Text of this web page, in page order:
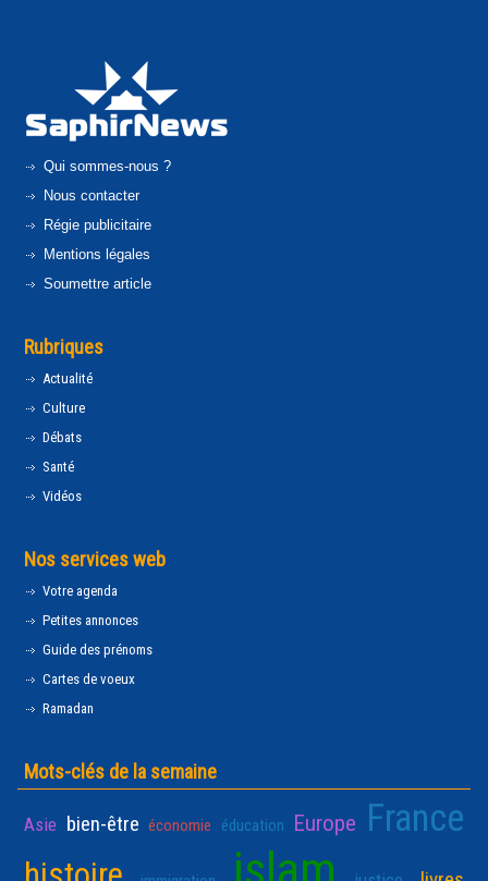
Qui sommes-nous ?
Nous contacter
Régie publicitaire
Mentions légales
Soumettre article
Rubriques
Actualité
Culture
Débats
Santé
Vidéos
Nos services web
Votre agenda
Petites annonces
Guide des prénoms
Cartes de voeux
Ramadan
Mots-clés de la semaine
Asie bien-être économie éducation Europe France